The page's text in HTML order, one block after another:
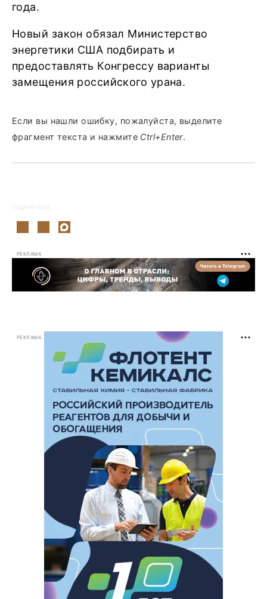
года.
Новый закон обязал Министерство
энергетики США подбирать и
предоставлять Конгрессу варианты
замещения российского урана.
Если вы нашли ошибку, пожалуйста, выделите
фрагмент текста и нажмите Ctrl+Enter.
Поделиться:
РЕКЛАМА
РЕКЛАМА